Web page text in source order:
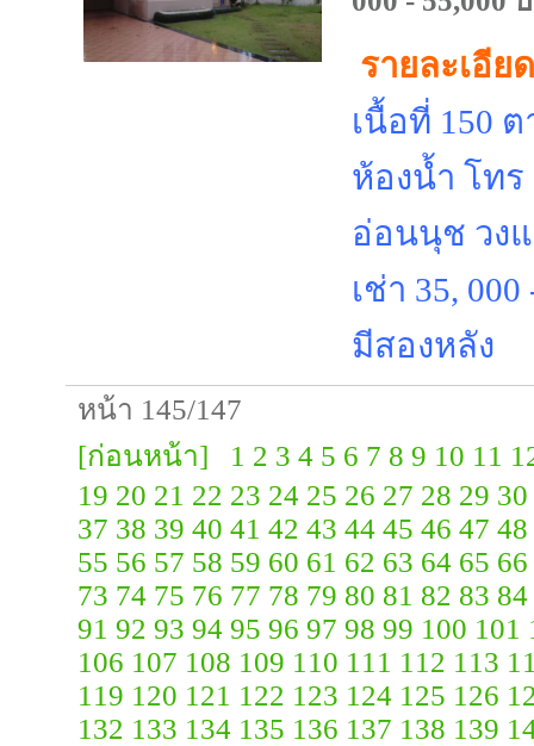
รายละเอีย
เนื้อที่ 150 ต
ห้องน้ำ โท
อ่อนนุช วง
เช่า 35,
มีสองหลัง
หน้า 145/147
[ก่อนหน้า]
1 2 3 4 5 6 7 8 9 10 11
19 20 21 22 23 24 25 26 27 28 29 30
37 38 39 40 41 42 43 44 45 46 47 48
55 56 57 58 59 60 61 62 63 64 65 66
73 74 75 76 77 78 79 80 81 82 83 84
91 92 93 94 95 96 97 98 99 100 101
106 107 108 109 110 111 112 113
119 120 121 122 123 124 125 126
132 133 134 135 136 137 138 139